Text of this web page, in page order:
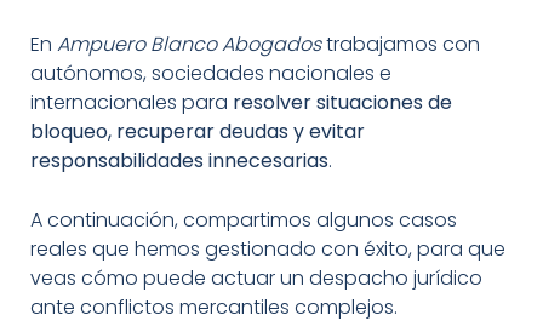
En Ampuero Blanco Abogadostrabajamos con
autónomos, sociedades nacionales e
internacionales para resolver situaciones de
bloqueo, recuperar deudas y evitar
responsabilidades innecesarias.
A continuación, compartimos algunos casos
reales que hemos gestionado con éxito, para que
veas cómo puede actuar un despacho jurídico
ante conflictos mercantiles complejos.